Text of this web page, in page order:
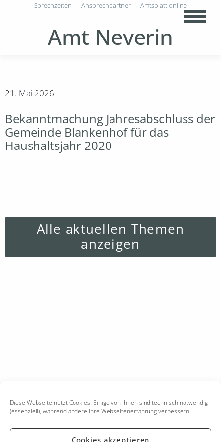
Diese Webseite nutzt Cookies. Einige von ihnen sind technisch notwendig
(essenziell), während andere Ihre Webseitenerfahrung verbessern.
Cookies akzeptieren
Amt Neverin
Sprechzeiten Ansprechpartner Amtsblatt online
21. Mai 2026
Bekanntmachung Jahresabschluss der
Gemeinde Blankenhof für das
Haushaltsjahr 2020
Alle aktuellen Themen
anzeigen